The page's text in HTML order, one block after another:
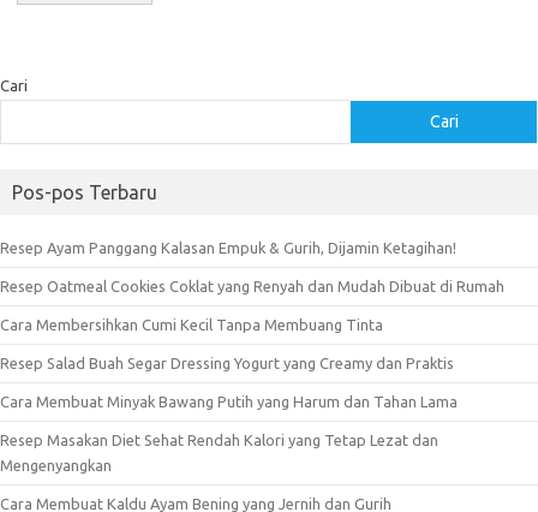
Cari
Cari
Pos-pos Terbaru
Resep Ayam Panggang Kalasan Empuk & Gurih, Dijamin Ketagihan!
Resep Oatmeal Cookies Coklat yang Renyah dan Mudah Dibuat di Rumah
Cara Membersihkan Cumi Kecil Tanpa Membuang Tinta
Resep Salad Buah Segar Dressing Yogurt yang Creamy dan Praktis
Cara Membuat Minyak Bawang Putih yang Harum dan Tahan Lama
Resep Masakan Diet Sehat Rendah Kalori yang Tetap Lezat dan
Mengenyangkan
Cara Membuat Kaldu Ayam Bening yang Jernih dan Gurih